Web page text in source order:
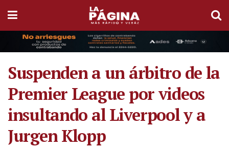
Suspenden a un árbitro de la
Premier League por videos
insultando al Liverpool y a
Jurgen Klopp